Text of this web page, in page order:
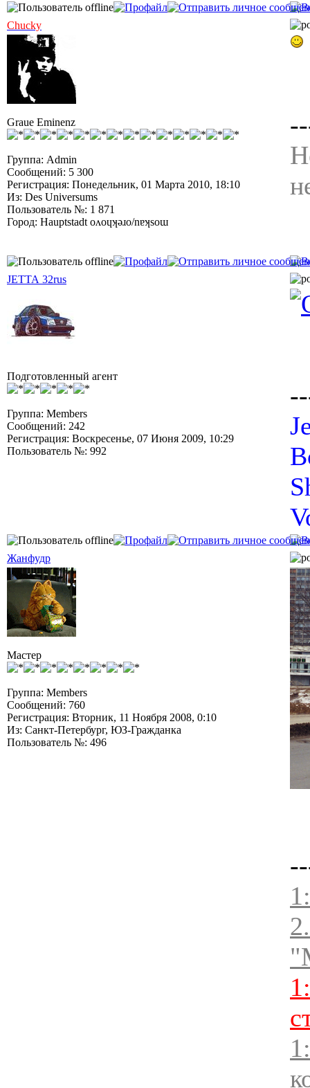
Chucky
Graue Eminenz
Группа: Admin
Сообщений: 5 300
Регистрация: Понедельник, 01 Марта 2010, 18:10
Из: Des Universums
Пользователь №: 1 871
Город: Hauptstadt oʌoɥʞǝɹo/nɐʞsoɯ
JETTA 32rus
Подготовленный агент
Группа: Members
Сообщений: 242
Регистрация: Воскресенье, 07 Июня 2009, 10:29
Пользователь №: 992
Жанфудр
Мастер
Группа: Members
Сообщений: 760
Регистрация: Вторник, 11 Ноября 2008, 0:10
Из: Санкт-Петербург, ЮЗ-Гражданка
Пользователь №: 496